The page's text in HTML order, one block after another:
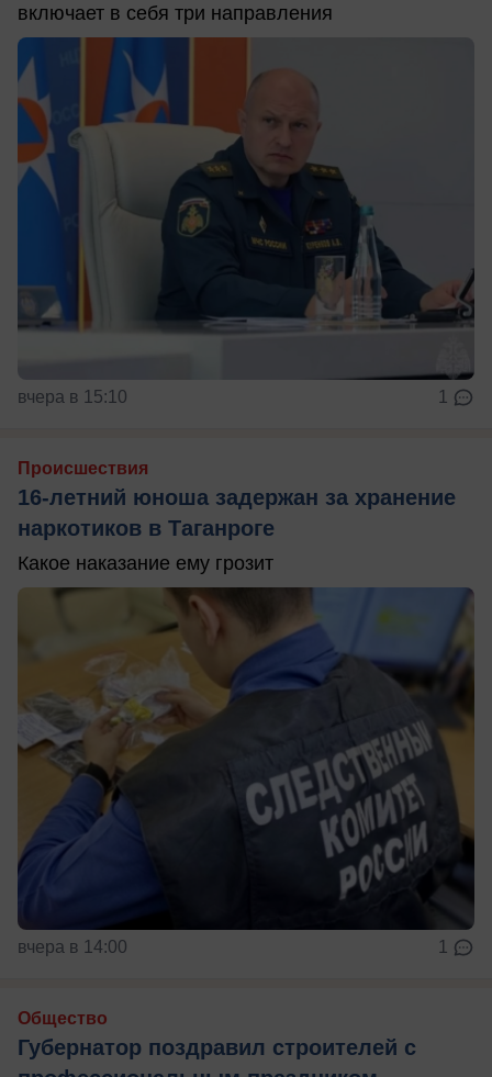
включает в себя три направления
вчера в 15:10 1
Происшествия
16-летний юноша задержан за хранение
наркотиков в Таганроге
Какое наказание ему грозит
вчера в 14:00 1
Общество
Губернатор поздравил строителей с